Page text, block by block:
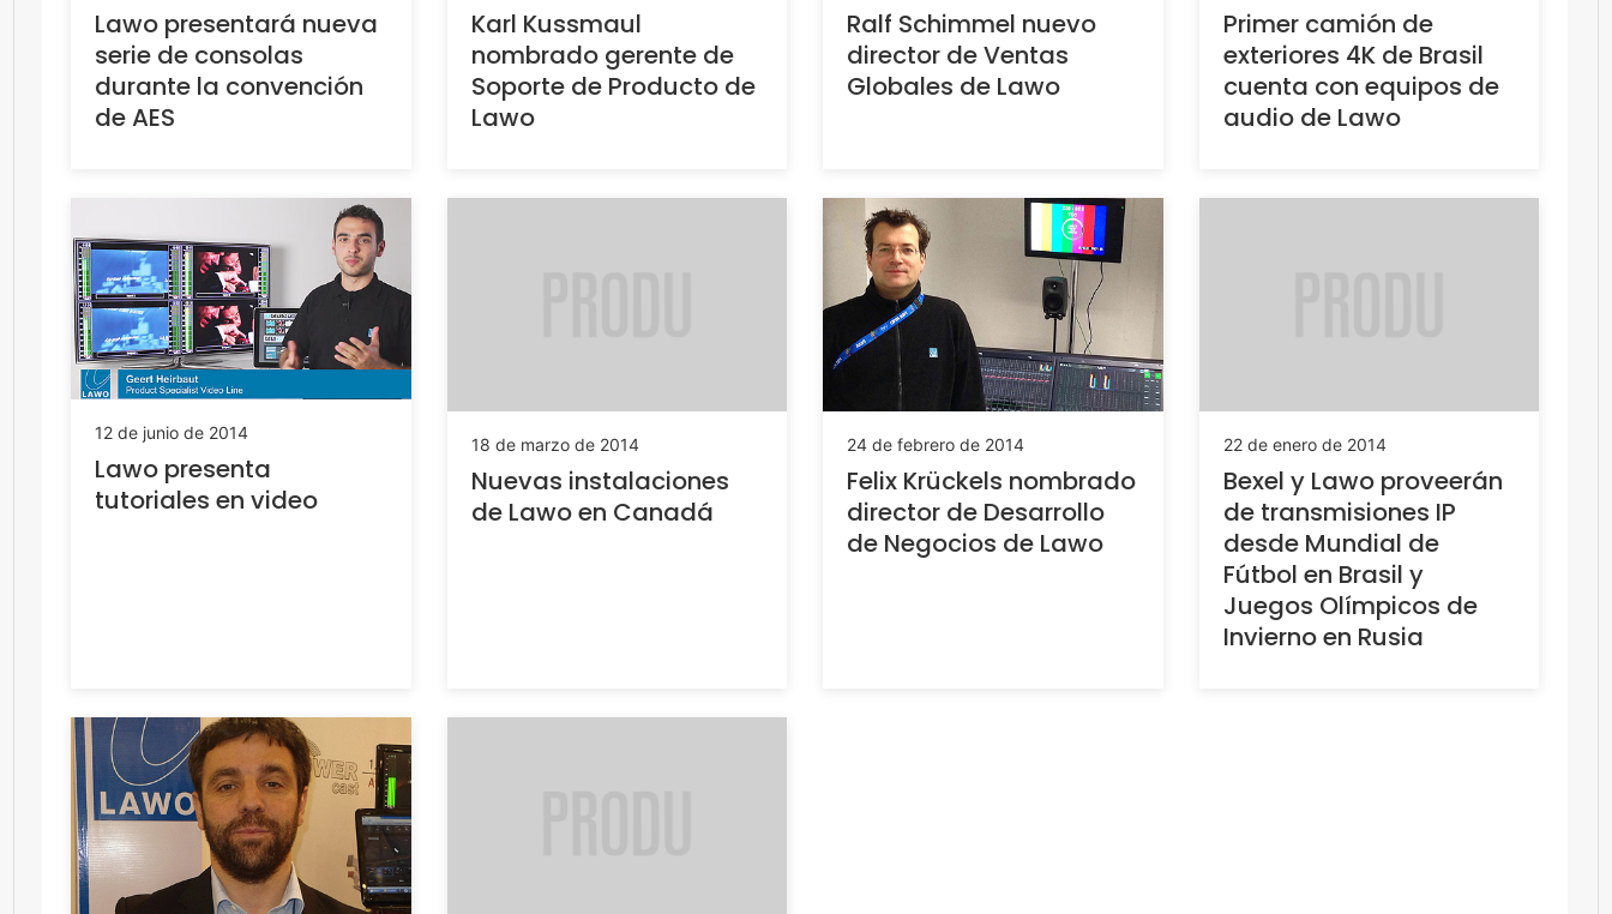
Lawo presentará nueva
serie de consolas
durante la convención
de AES
Karl Kussmaul
nombrado gerente de
Soporte de Producto de
Lawo
Ralf Schimmel nuevo
director de Ventas
Globales de Lawo
Primer camión de
exteriores 4K de Brasil
cuenta con equipos de
audio de Lawo
12 de junio de 2014
Lawo presenta
tutoriales en video
18 de marzo de 2014
Nuevas instalaciones
de Lawo en Canadá
24 de febrero de 2014
Felix Krückels nombrado
director de Desarrollo
de Negocios de Lawo
22 de enero de 2014
Bexel y Lawo proveerán
de transmisiones IP
desde Mundial de
Fútbol en Brasil y
Juegos Olímpicos de
Invierno en Rusia